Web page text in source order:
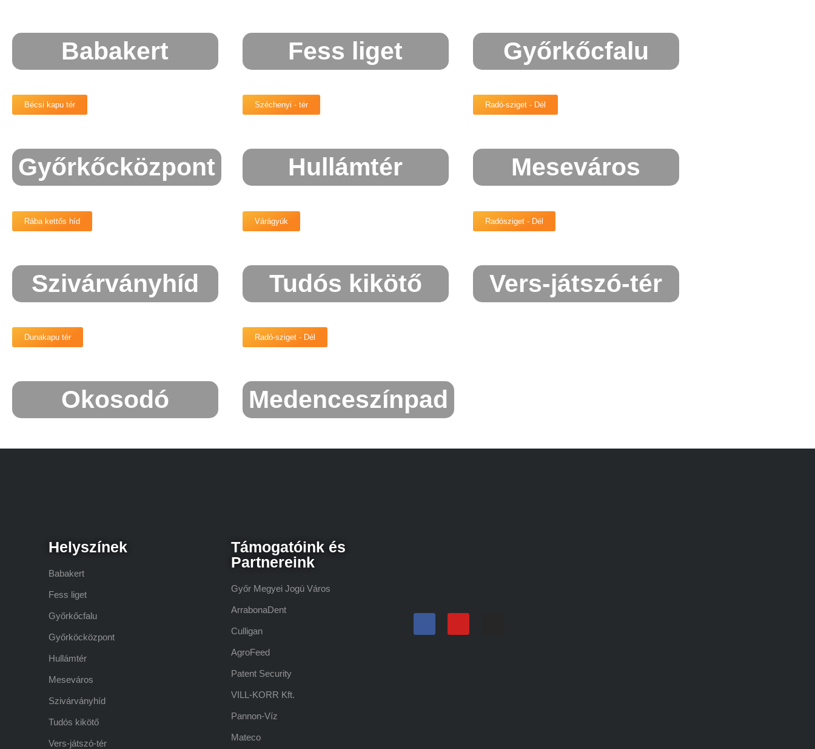
Babakert Fess liget Győrkőcfalu
Bécsi kapu tér
Győrkőcközpont
Széchenyi - tér
Hullámtér
Radó-sziget - Dél
Meseváros
Rába kettős híd
Szivárványhíd
Várágyúk
Tudós kikötő
Radósziget - Dél
Vers-játszó-tér
Dunakapu tér
Okosodó
Radó-sziget - Dél
Medenceszínpad
Helyszínek
Babakert
Fess liget
Győrkőcfalu
Győrköcközpont
Hullámtér
Meseváros
Szivárványhíd
Tudós kikötő
Vers-játszó-tér
Támogatóink és
Partnereink
Győr Megyei Jogú Város
ArrabonaDent
Culligan
AgroFeed
Patent Security
VILL-KORR Kft.
Pannon-Víz
Mateco